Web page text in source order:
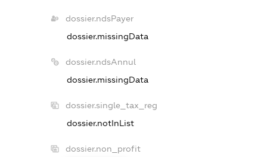
dossier.ndsPayer
dossier.missingData
dossier.ndsAnnul
dossier.missingData
dossier.single_tax_reg
dossier.notInList
dossier.non_profit